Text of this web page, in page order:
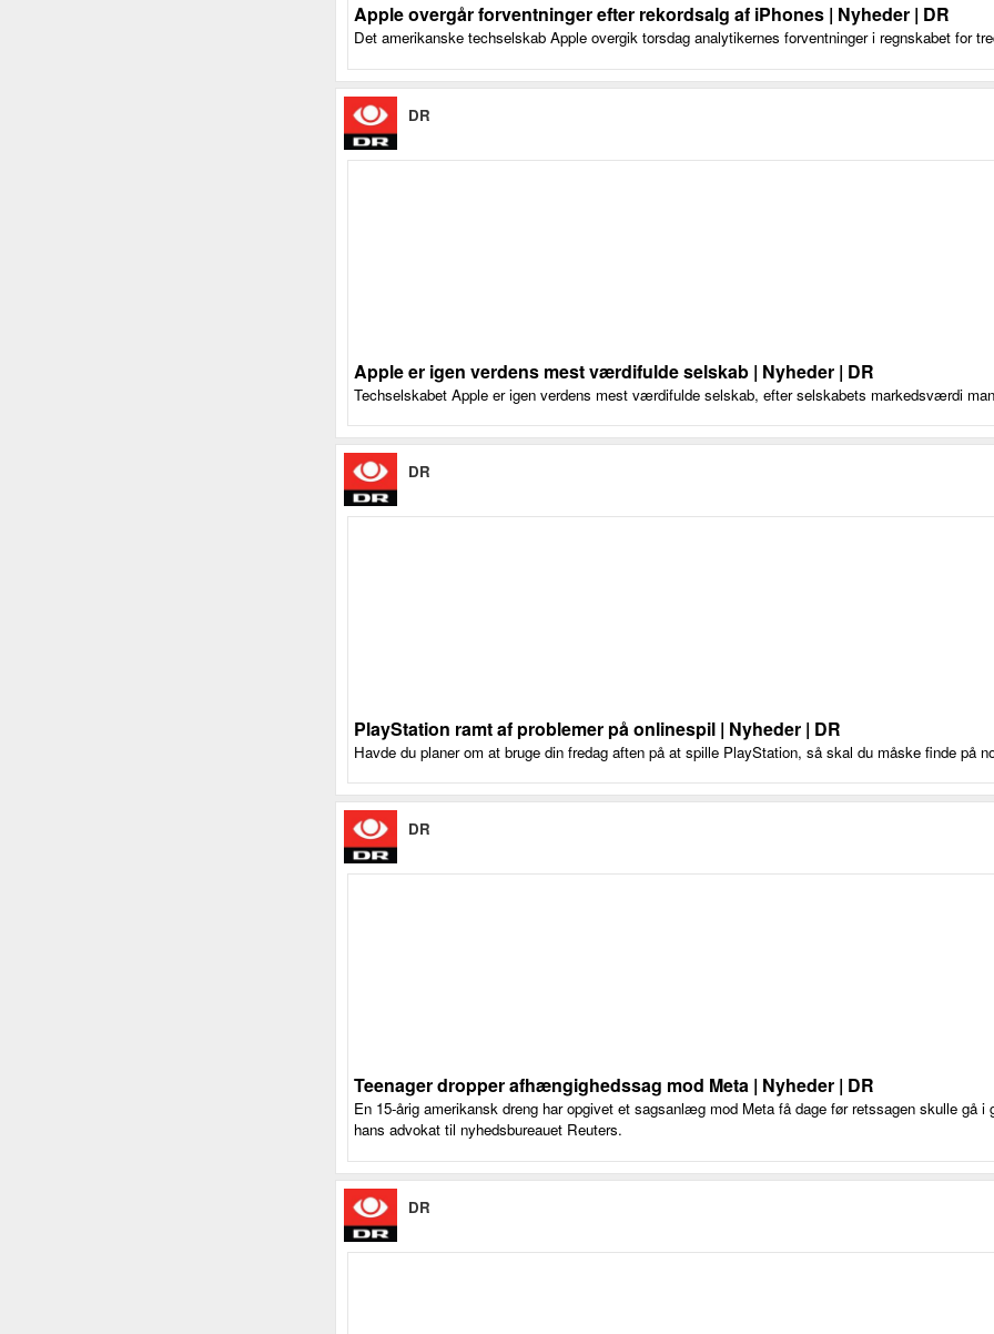
Apple overgår forventninger efter rekordsalg af iPhones | Nyheder | DR
Det amerikanske techselskab Apple overgik torsdag analytikernes forventninger i regnskabet for
DR
Apple er igen verdens mest værdifulde selskab | Nyheder | DR
Techselskabet Apple er igen verdens mest værdifulde selskab, efter selskabets markedsværdi
DR
PlayStation ramt af problemer på onlinespil | Nyheder | DR
Havde du planer om at bruge din fredag aften på at spille PlayStation, så skal du måske finde på
DR
Teenager dropper afhængighedssag mod Meta | Nyheder | DR
En 15-årig amerikansk dreng har opgivet et sagsanlæg mod Meta få dage før retssagen skulle gå i
hans advokat til nyhedsbureauet Reuters.
DR